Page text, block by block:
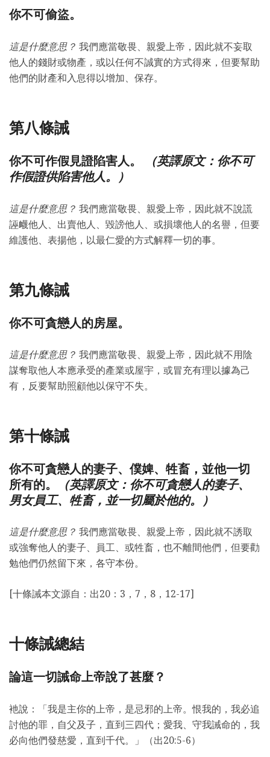
你不可偷盜。
這是什麼意思？ 我們應當敬畏、親愛上帝，因此就不妄取
他人的錢財或物產，或以任何不誠實的方式得來，但要幫助
他們的財產和入息得以增加、保存。
第八條誡
你不可作假見證陷害人。
（英譯原文：你不可
作假證供陷害他人。）
這是什麼意思？ 我們應當敬畏、親愛上帝，因此就不說謊
誣衊他人、出賣他人、毀謗他人、或損壞他人的名譽，但要
維護他、表揚他，以最仁愛的方式解釋一切的事。
第九條誡
你不可貪戀人的房屋。
這是什麼意思？ 我們應當敬畏、親愛上帝，因此就不用陰
謀奪取他人本應承受的產業或屋宇，或冒充有理以據為己
有，反要幫助照顧他以保守不失。
第十條誡
你不可貪戀人的妻子、僕婢、牲畜，並他一切
所有的。
（英譯原文：你不可貪戀人的妻子、
男女員工、牲畜，並一切屬於他的。）
這是什麼意思？ 我們應當敬畏、親愛上帝，因此就不誘取
或強奪他人的妻子、員工、或牲畜，也不離間他們，但要勸
勉他們仍然留下來，各守本份。
[十條誡本文源自：出20：3，7，8，12-17]
十條誡總結
論這一切誡命上帝說了甚麼？
衪說：「我是主你的上帝，是忌邪的上帝。恨我的，我必追
討他的罪，自父及子，直到三四代；愛我、守我誡命的，我
必向他們發慈愛，直到千代。」（出20:5-6）